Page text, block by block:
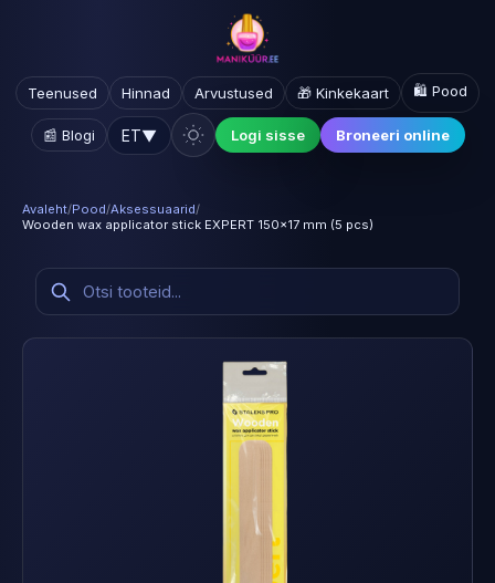
Teenused Hinnad Arvustused 🎁 Kinkekaart 🛍️ Pood
📰 Blogi ET▼ Logi sisse Broneeri online
Avaleht/Pood/Aksessuaarid/
Wooden wax applicator stick EXPERT 150x17 mm (5 pcs)